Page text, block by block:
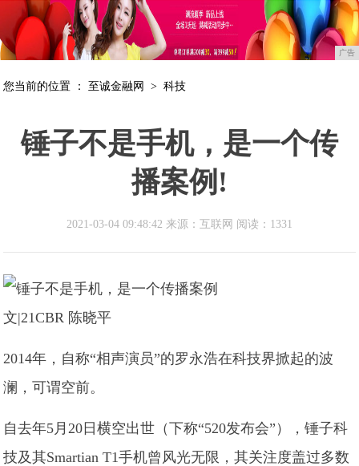
广告
您当前的位置 ： 至诚金融网 >科技
锤子不是手机，是一个传
播案例!
2021-03-04 09:48:42 来源：互联网 阅读：1331
文|21CBR 陈晓平
2014年，自称“相声演员”的罗永浩在科技界掀起的波
澜，可谓空前。
自去年5月20日横空出世（下称“520发布会”），锤子科
技及其Smartian T1手机曾风光无限，其关注度盖过多数